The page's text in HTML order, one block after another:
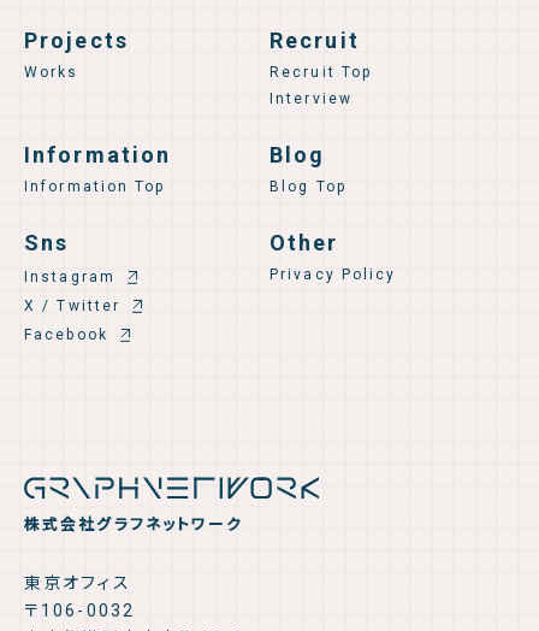
株式会社グラフネットワーク
東京オフィス
〒106-0032
Projects
Works
Recruit
Recruit Top
Interview
Information
Information Top
Blog
Blog Top
Sns
Instagram
X / Twitter
Facebook
Other
Privacy Policy